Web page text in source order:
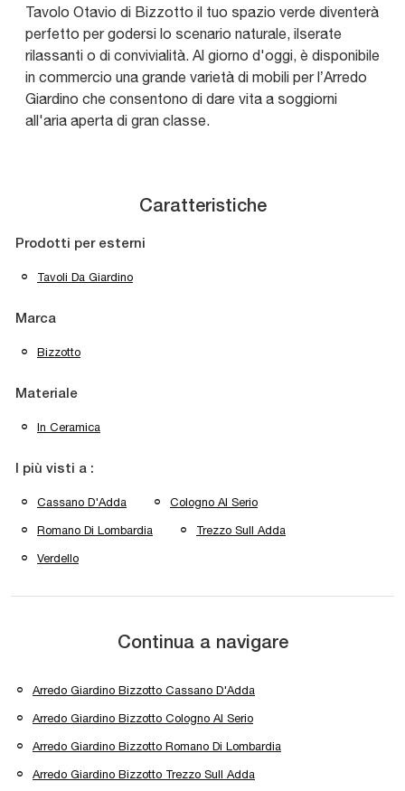
Tavolo Otavio di Bizzotto il tuo spazio verde diventerà
perfetto per godersi lo scenario naturale, ilserate
rilassanti o di convivialità. Al giorno d'oggi, è disponibile
in commercio una grande varietà di mobili per l’Arredo
Giardino che consentono di dare vita a soggiorni
all'aria aperta di gran classe.
Caratteristiche
Prodotti per esterni
Tavoli Da Giardino
Marca
Bizzotto
Materiale
In Ceramica
I più visti a :
Cassano D'Adda Cologno Al Serio
Romano Di Lombardia Trezzo Sull Adda
Verdello
Continua a navigare
Arredo Giardino Bizzotto Cassano D'Adda
Arredo Giardino Bizzotto Cologno Al Serio
Arredo Giardino Bizzotto Romano Di Lombardia
Arredo Giardino Bizzotto Trezzo Sull Adda